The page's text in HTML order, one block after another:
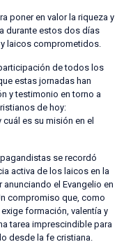
poner en valor la riqueza y
durante estos dos días
laicos comprometidos.
de todos los
estas jornadas han
y testimonio en torno a
de hoy:
es su misión en el
se recordó
activa de los laicos en la
el Evangelio en
compromiso que, como
formación, valentía y
tarea imprescindible para
desde la fe cristiana.